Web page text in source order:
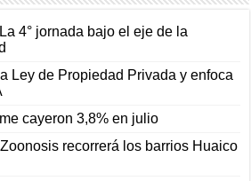
4° jornada bajo el eje de la
Ley de Propiedad Privada y enfoca
cayeron 3,8% en julio
recorrerá los barrios Huaico